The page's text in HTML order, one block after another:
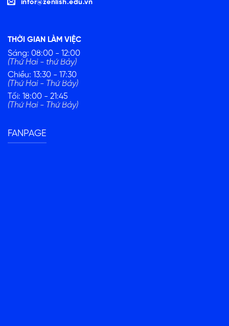
infor@zenlish.edu.vn
THỜI GIAN LÀM VIỆC
Sáng: 08:00 - 12:00
(Thứ Hai - thứ Bảy)
Chiều: 13:30 - 17:30
(Thứ Hai - Thứ Bảy)
Tối: 18:00 - 21:45
(Thứ Hai - Thứ Bảy)
FANPAGE